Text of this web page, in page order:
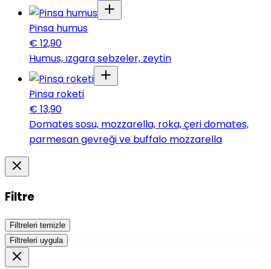
Pinsa humus
€ 12,90
Humus, ızgara sebzeler, zeytin
Pinsa roketi
€ 13,90
Domates sosu, mozzarella, roka, çeri domates,
parmesan gevreği ve buffalo mozzarella
Filtre
Filtreleri temizle
Filtreleri uygula